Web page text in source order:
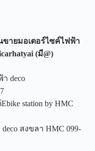
ายมอเตอร์ไซค์ไฟฟ้า
(มี@)
deco
station by HMC
สงขลา HMC 099-